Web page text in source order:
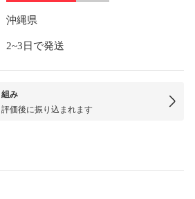
沖縄県
2~3日で発送
組み
価後に振り込まれます